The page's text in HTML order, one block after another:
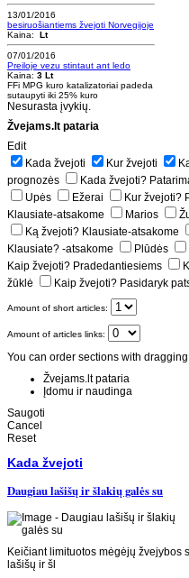
13/01/2016
besiruošiantiems žvejoti Norvegijoje
Kaina:
Lt
07/01/2016
Preiloje vezu stintaut ant ledo
Kaina: 3 Lt
FFi MPG kuro katalizatoriai padeda
sutaupyti iki 25% kuro
Nesurasta įvykių.
Žvejams.lt pataria
Edit
Kada žvejoti
Kur žvejoti
prognozės
Kada žvejoti?
Upės
Ežerai Kur žvejoti?
Klausiate-atsakome
Marios
Ką žvejoti? Klausiate-atsakome
Klausiate? -atsakome
Plūdės
Kaip žvejoti? Pradedantiesiems
žūklė
Kaip žvejoti? Pasidaryk
Amount of short articles:
Amount of articles links:
You can order sections with
Žvejams.lt pataria
Įdomu ir naudinga
Saugoti
Cancel
Reset
Kada žvejoti
Daugiau lašišų ir šlakių galės su
Keičiant limituotos mėgėjų žvejybos
lašišų ir šl